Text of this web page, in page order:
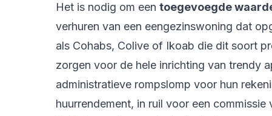
Het is nodig om een toegevoegde
verhuren van een eengezinswoning dat
als Cohabs, Coliveof Ikoab die dit soort
zorgen voor de hele inrichting van trendy
administratieve rompslomp voor hun
huurrendement, in ruil voor een commissie